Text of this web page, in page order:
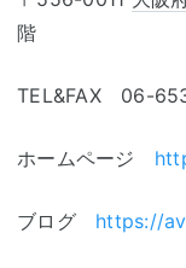
階
TEL&FAX 06-
ホームページ
ブログ https://